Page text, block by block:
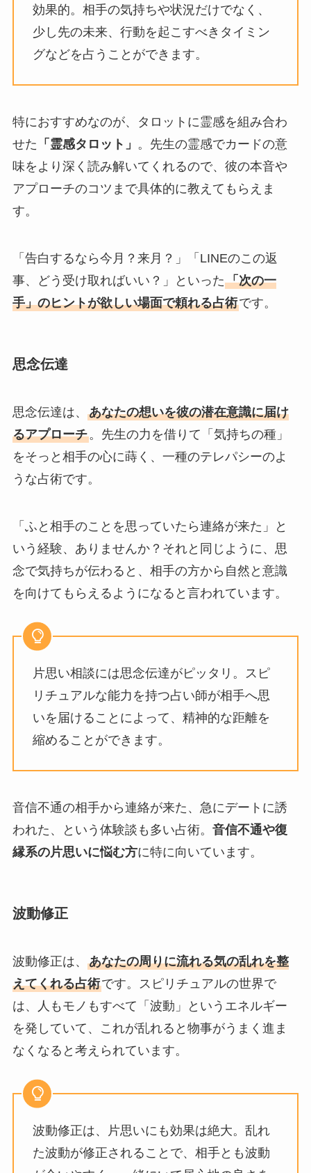
効果的。相手の気持ちや状況だけでなく、
少し先の未来、行動を起こすべきタイミン
グなどを占うことができます。
特におすすめなのが、タロットに霊感を組み合わ
せた 「霊感タロット」 。先生の霊感でカードの意
味をより深く読み解いてくれるので、彼の本音や
アプローチのコツまで具体的に教えてもらえま
す。
「告白するなら今月？来月？」「LINEのこの返
事、どう受け取ればいい？」といった「次の一
手」のヒントが欲しい場面で頼れる占術です。
思念伝達
思念伝達は、 あなたの想いを彼の潜在意識に届け
るアプローチ。先生の力を借りて「気持ちの種」
をそっと相手の心に蒔く、一種のテレパシーのよ
うな占術です。
「ふと相手のことを思っていたら連絡が来た」と
いう経験、ありませんか？それと同じように、思
念で気持ちが伝わると、相手の方から自然と意識
を向けてもらえるようになると言われています。
片思い相談には思念伝達がピッタリ。スピ
リチュアルな能力を持つ占い師が相手へ思
いを届けることによって、精神的な距離を
縮めることができます。
音信不通の相手から連絡が来た、急にデートに誘
われた、という体験談も多い占術。 音信不通や復
縁系の片思いに悩む方に特に向いています。
波動修正
波動修正は、 あなたの周りに流れる気の乱れを整
えてくれる占術です。スピリチュアルの世界で
は、人もモノもすべて「波動」というエネルギー
を発していて、これが乱れると物事がうまく進ま
なくなると考えられています。
波動修正は、片思いにも効果は絶大。乱れ
た波動が修正されることで、相手とも波動